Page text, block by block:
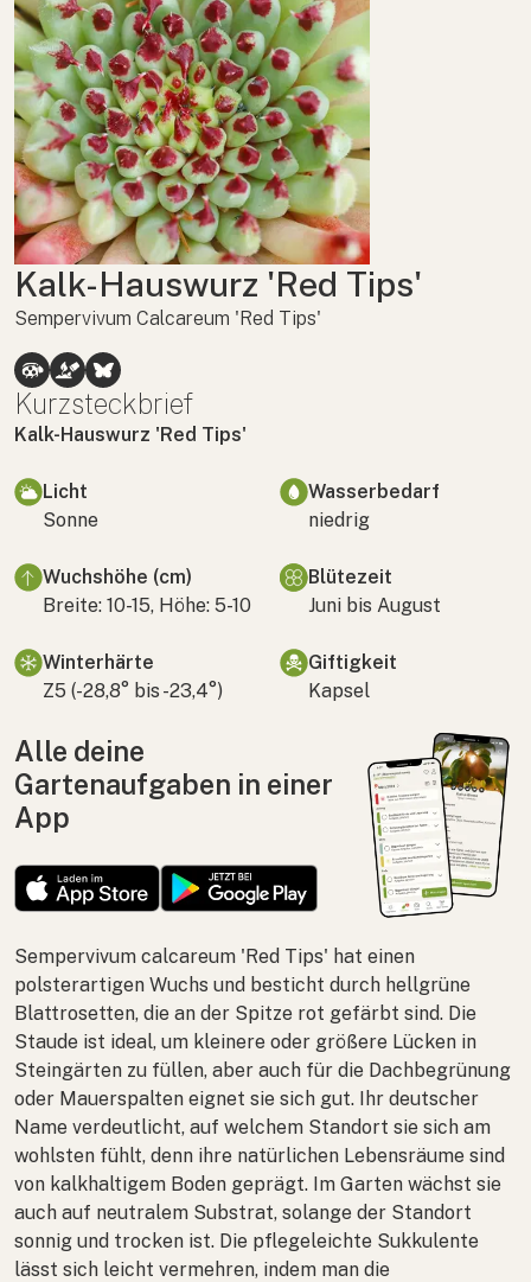
Kalk-Hauswurz 'Red Tips'
Sempervivum Calcareum 'Red Tips'
Kurzsteckbrief
Kalk-Hauswurz 'Red Tips'
Licht
Sonne
Wasserbedarf
niedrig
Wuchshöhe (cm)
Breite: 10-15, Höhe: 5-10
Blütezeit
Juni bis August
Winterhärte
Z5 (-28,8° bis -23,4°)
Giftigkeit
Kapsel
Alle deine
Gartenaufgaben in einer
App
Sempervivum calcareum 'Red Tips' hat einen
polsterartigen Wuchs und besticht durch hellgrüne
Blattrosetten, die an der Spitze rot gefärbt sind. Die
Staude ist ideal, um kleinere oder größere Lücken in
Steingärten zu füllen, aber auch für die Dachbegrünung
oder Mauerspalten eignet sie sich gut. Ihr deutscher
Name verdeutlicht, auf welchem Standort sie sich am
wohlsten fühlt, denn ihre natürlichen Lebensräume sind
von kalkhaltigem Boden geprägt. Im Garten wächst sie
auch auf neutralem Substrat, solange der Standort
sonnig und trocken ist. Die pflegeleichte Sukkulente
lässt sich leicht vermehren, indem man die